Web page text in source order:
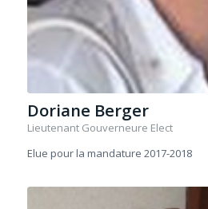
Doriane Berger
Lieutenant Gouverneure Elect
Elue pour la mandature 2017-2018